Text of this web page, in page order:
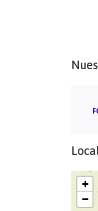
+
−